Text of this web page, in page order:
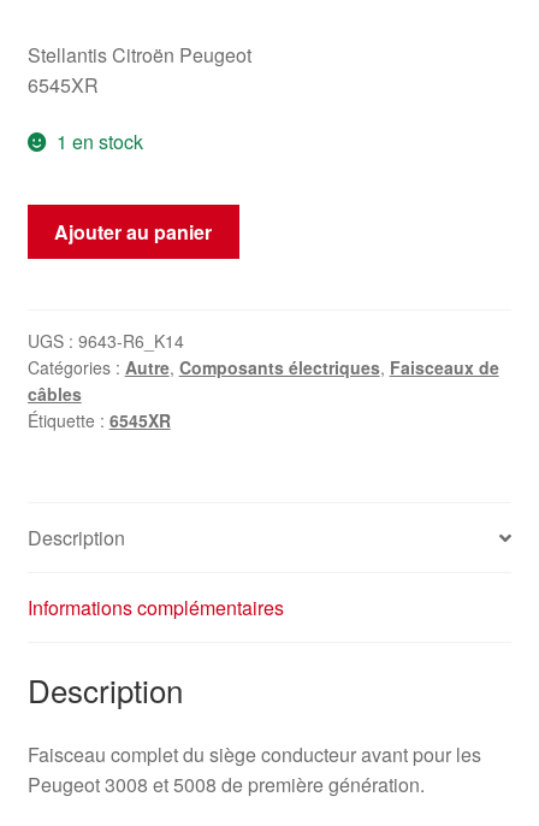
Stellantis Citroën Peugeot
6545XR
1 en stock
quantité
siège
conducteur
Peugeot
3008
Ajouter au panier
UGS : 9643-R6_K14
Catégories : Autre, Composants électriques, Faisceaux de
câbles
Étiquette : 6545XR
Description
Informations complémentaires
Description
Faisceau complet du siège conducteur avant pour les
Peugeot 3008 et 5008 de première génération.